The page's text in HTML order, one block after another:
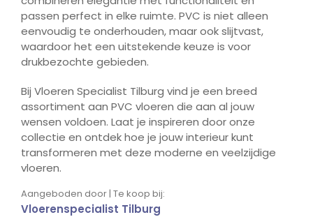
passen perfect in elke ruimte. PVC is niet alleen
eenvoudig te onderhouden, maar ook slijtvast,
waardoor het een uitstekende keuze is voor
drukbezochte gebieden.
Bij Vloeren Specialist Tilburg vind je een breed
assortiment aan PVC vloeren die aan al jouw
wensen voldoen. Laat je inspireren door onze
collectie en ontdek hoe je jouw interieur kunt
transformeren met deze moderne en veelzijdige
vloeren.
Aangeboden door | Te koop bij:
Vloerenspecialist Tilburg